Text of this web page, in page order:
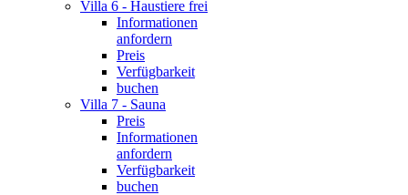
Villa 6 - Haustiere frei
Informationen
anfordern
Preis
Verfügbarkeit
buchen
Villa 7 - Sauna
Preis
Informationen
anfordern
Verfügbarkeit
buchen